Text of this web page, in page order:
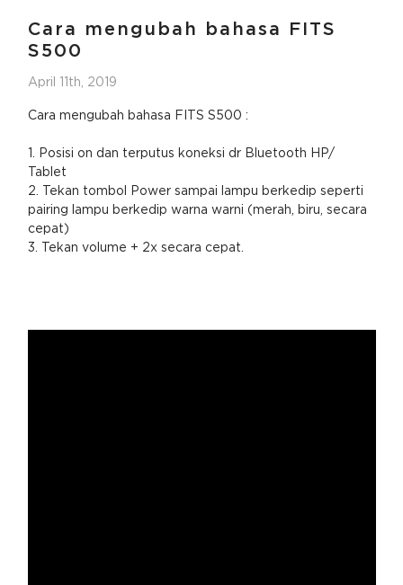
Cara mengubah bahasa FITS
S500
April 11th, 2019
Cara mengubah bahasa FITS S500 :
1. Posisi on dan terputus koneksi dr Bluetooth HP/
Tablet
2. Tekan tombol Power sampai lampu berkedip seperti
pairing lampu berkedip warna warni (merah, biru, secara
cepat)
3. Tekan volume + 2x secara cepat.